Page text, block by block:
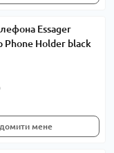
Essager
Phone Holder black
мене